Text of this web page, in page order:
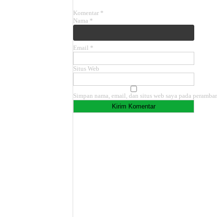
Komentar *
Nama *
Email *
Situs Web
Simpan nama, email, dan situs web saya pada